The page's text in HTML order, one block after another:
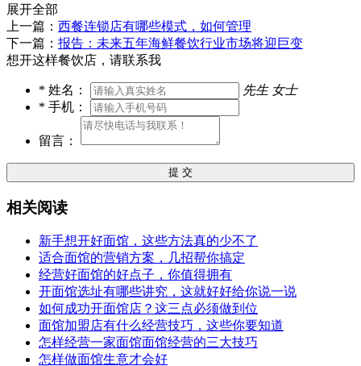
展开全部
上一篇： 西餐连锁店有哪些模式，如何管理
下一篇： 报告：未来五年海鲜餐饮行业市场将迎巨变
想开这样餐饮店，请联系我
* 姓名： 先生 女士
* 手机：
留言：
提 交
相关阅读
新手想开好面馆，这些方法真的少不了
适合面馆的营销方案，几招帮你搞定
经营好面馆的好点子，你值得拥有
开面馆选址有哪些讲究，这就好好给你说一说
如何成功开面馆店？这三点必须做到位
面馆加盟店有什么经营技巧，这些你要知道
怎样经营一家面馆面馆经营的三大技巧
怎样做面馆生意才会好